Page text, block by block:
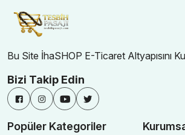
Bu Site İhaSHOP E-Ticaret Altyapısını
Bizi Takip Edin
Popüler Kategoriler